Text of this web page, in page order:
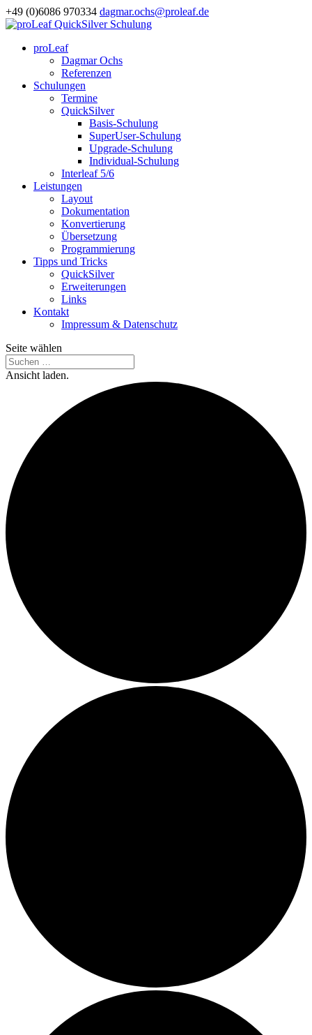
+49 (0)6086 970334 dagmar.ochs@proleaf.de
proLeaf
Dagmar Ochs
Referenzen
Schulungen
Termine
QuickSilver
Basis-Schulung
SuperUser-Schulung
Upgrade-Schulung
Individual-Schulung
Interleaf 5/6
Leistungen
Layout
Dokumentation
Konvertierung
Übersetzung
Programmierung
Tipps und Tricks
QuickSilver
Erweiterungen
Links
Kontakt
Impressum & Datenschutz
Seite wählen
Ansicht laden.